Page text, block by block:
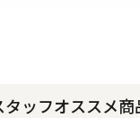
ッフオススメ商